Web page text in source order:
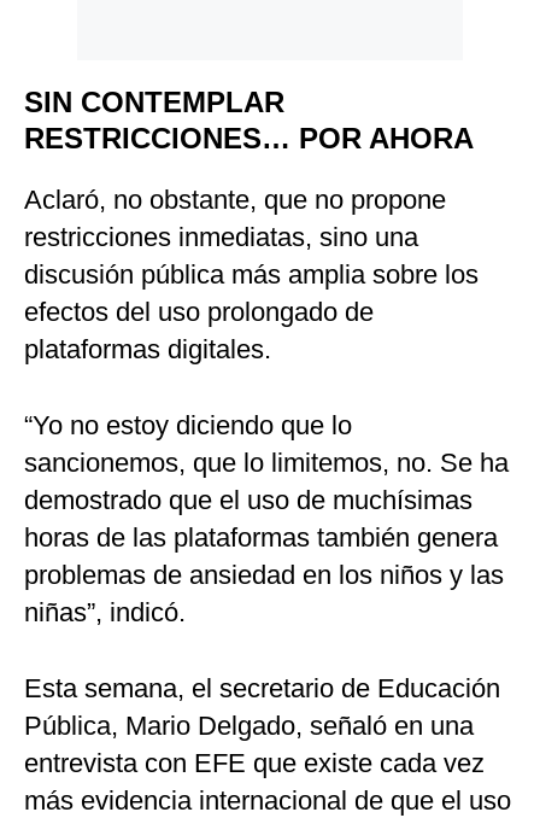
SIN CONTEMPLAR
RESTRICCIONES… POR AHORA
Aclaró, no obstante, que no propone
restricciones inmediatas, sino una
discusión pública más amplia sobre los
efectos del uso prolongado de
plataformas digitales.
“Yo no estoy diciendo que lo
sancionemos, que lo limitemos, no. Se ha
demostrado que el uso de muchísimas
horas de las plataformas también genera
problemas de ansiedad en los niños y las
niñas”, indicó.
Esta semana, el secretario de Educación
Pública, Mario Delgado, señaló en una
entrevista con EFE que existe cada vez
más evidencia internacional de que el uso